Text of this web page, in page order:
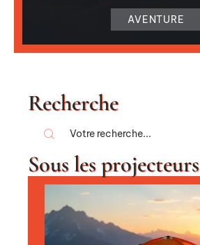
AVENTURE
Recherche
Sous les projecteurs